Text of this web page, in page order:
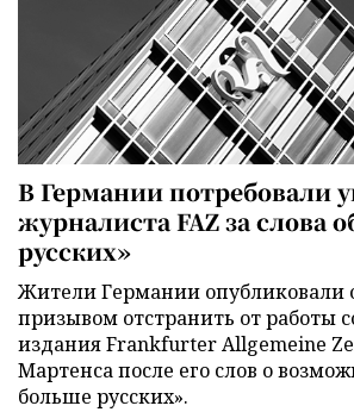
В Германии потребовали
журналиста FAZ за слова
русских»
Жители Германии опубликовали
призывом отстранить от работы
издания Frankfurter Allgemeine
Мартенса после его слов о
больше русских».